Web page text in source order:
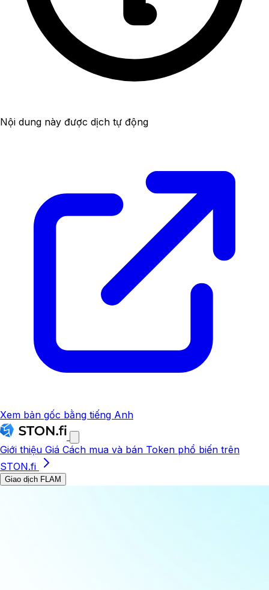
Nội dung này được dịch tự động
Xem bản gốc bằng tiếng Anh
Giới thiệu Giá Cách mua và bán Token phổ biến trên
STON.fi
Giao dịch FLAM